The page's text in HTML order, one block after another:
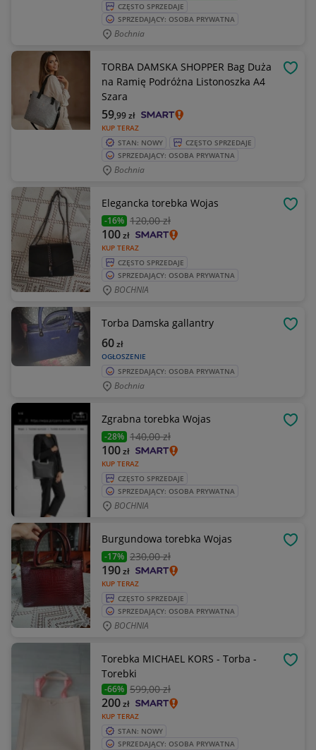
CZĘSTO SPRZEDAJE
SPRZEDAJĄCY: OSOBA PRYWATNA
Bochnia
TORBA DAMSKA SHOPPER Bag Duża
na Ramię Podróżna Listonoszka A4
Szara
KUP TERAZ
59,99zł
STAN: NOWY
CZĘSTO SPRZEDAJE
SPRZEDAJĄCY: OSOBA PRYWATNA
Bochnia
Elegancka torebka Wojas
-16% 120,00 zł
KUP TERAZ
100zł
CZĘSTO SPRZEDAJE
SPRZEDAJĄCY: OSOBA PRYWATNA
BOCHNIA
Torba Damska gallantry
OGŁOSZENIE
60zł
SPRZEDAJĄCY: OSOBA PRYWATNA
Bochnia
Zgrabna torebka Wojas
-28% 140,00 zł
KUP TERAZ
100zł
CZĘSTO SPRZEDAJE
SPRZEDAJĄCY: OSOBA PRYWATNA
BOCHNIA
Burgundowa torebka Wojas
-17% 230,00 zł
KUP TERAZ
190zł
CZĘSTO SPRZEDAJE
SPRZEDAJĄCY: OSOBA PRYWATNA
BOCHNIA
Torebka MICHAEL KORS - Torba -
Torebki
-66% 599,00 zł
KUP TERAZ
200zł
STAN: NOWY
SPRZEDAJĄCY: OSOBA PRYWATNA